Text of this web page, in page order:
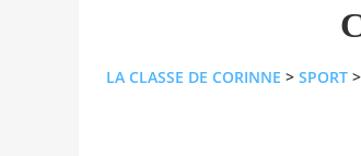
LA CLASSE DE CORINNE > SPORT >